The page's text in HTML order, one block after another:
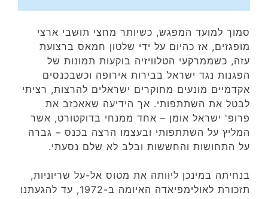
סמוך למועד המפגש, כשיותר מחצי תושבי ארצי
מופגזים, אז כהיום על ידי שלטון חמאס ברצועת
עזה, כשממרקעי הטלוויזיה בוקעות תמונות של
הפגנות נגד ישראל בבירות אירופה וכשבכנסים
אקדמיים מונעים מחוקרים ישראלים להרצות, רציתי
לבטל את השתתפותי. אך הידיעה שאאכזב את
פרופ' ישראל אומן – אחד ממנחי בדוקטורט, אשר
המליץ על השתתפותי ובעצמו הרצה בכנס – גברה
על התחושות והחששות ובלב לא שלם נסעתי.
בנחיתה במינכן ליוותה את מטוס אל-על שריוניות,
תזכורת לאולימפיאדה האיומה ב-1972, עד להגעתנו